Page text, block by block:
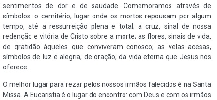
sentimentos de dor e de saudade. Comemoramos através de
símbolos: o cemitério, lugar onde os mortos repousam por algum
tempo, até a ressurreição plena e total; a cruz, sinal de nossa
redenção e vitória de Cristo sobre a morte; as flores, sinais de vida,
de gratidão àqueles que conviveram conosco; as velas acesas,
símbolos de luz e alegria, de oração, da vida eterna que Jesus nos
oferece.
O melhor lugar para rezar pelos nossos irmãos falecidos é na Santa
Missa. A Eucaristia é o lugar do encontro: com Deus e com os irmãos